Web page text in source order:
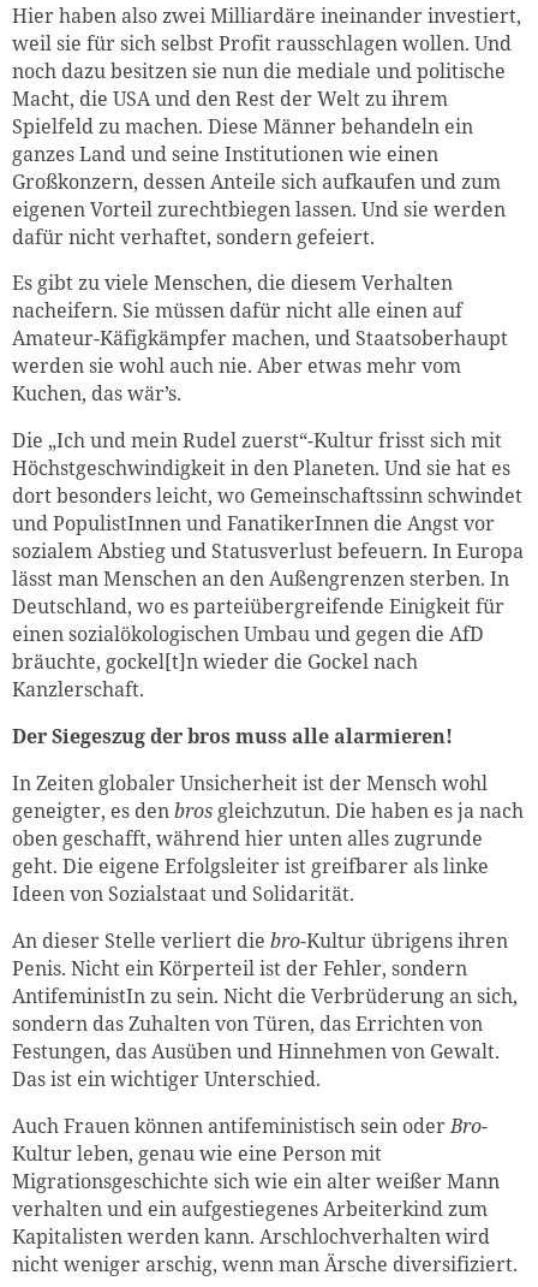
Hier haben also zwei Milliardäre ineinander investiert,
weil sie für sich selbst Profit rausschlagen wollen. Und
noch dazu besitzen sie nun die mediale und politische
Macht, die USA und den Rest der Welt zu ihrem
Spielfeld zu machen. Diese Männer behandeln ein
ganzes Land und seine Institutionen wie einen
Großkonzern, dessen Anteile sich aufkaufen und zum
eigenen Vorteil zurechtbiegen lassen. Und sie werden
dafür nicht verhaftet, sondern gefeiert.
Es gibt zu viele Menschen, die diesem Verhalten
nacheifern. Sie müssen dafür nicht alle einen auf
Amateur-Käfigkämpfer machen, und Staatsoberhaupt
werden sie wohl auch nie. Aber etwas mehr vom
Kuchen, das wär’s.
Die „Ich und mein Rudel zuerst“-Kultur frisst sich mit
Höchstgeschwindigkeit in den Planeten. Und sie hat es
dort besonders leicht, wo Gemeinschaftssinn schwindet
und PopulistInnen und FanatikerInnen die Angst vor
sozialem Abstieg und Statusverlust befeuern. In Europa
lässt man Menschen an den Außengrenzen sterben. In
Deutschland, wo es parteiübergreifende Einigkeit für
einen sozialökologischen Umbau und gegen die AfD
bräuchte, gockel[t]n wieder die Gockel nach
Kanzlerschaft.
Der Siegeszug der bros muss alle alarmieren!
In Zeiten globaler Unsicherheit ist der Mensch wohl
geneigter, es denbros gleichzutun. Die haben es ja nach
oben geschafft, während hier unten alles zugrunde
geht. Die eigene Erfolgsleiter ist greifbarer als linke
Ideen von Sozialstaat und Solidarität.
An dieser Stelle verliert die bro-Kultur übrigens ihren
Penis. Nicht ein Körperteil ist der Fehler, sondern
AntifeministIn zu sein. Nicht die Verbrüderung an sich,
sondern das Zuhalten von Türen, das Errichten von
Festungen, das Ausüben und Hinnehmen von Gewalt.
Das ist ein wichtiger Unterschied.
Auch Frauen können antifeministisch sein oderBro-
Kultur leben, genau wie eine Person mit
Migrationsgeschichte sich wie ein alter weißer Mann
verhalten und ein aufgestiegenes Arbeiterkind zum
Kapitalisten werden kann. Arschlochverhalten wird
nicht weniger arschig, wenn man Ärsche diversifiziert.